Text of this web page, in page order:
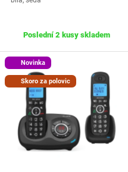
Poslední 2 kusy skladem
Novinka
Skoro za polovic